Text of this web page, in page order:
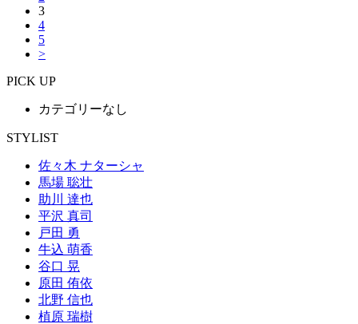
3
4
5
>
PICK UP
カテゴリーなし
STYLIST
佐々木 ナターシャ
馬場 聡壮
助川 達也
平沢 真司
戸田 勇
牛込 萌香
谷口 晃
原田 侑依
北野 信也
植原 瑞樹